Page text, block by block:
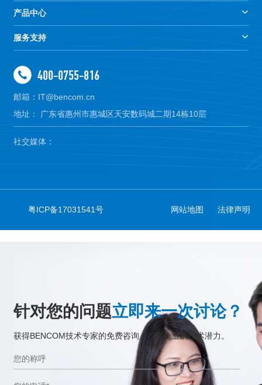
产品中心
服务支持
400-0755-816
邮箱：IT@bencom.cn
地址： 广东省惠州市惠城区天安数码城二期14栋10层
社交媒体：
粤ICP备17031541号 网站地图 法律声明
针对您的问题立即来一次讨论？
获得BENCOM技术专家的免费咨询，挖掘企业的技术潜力。